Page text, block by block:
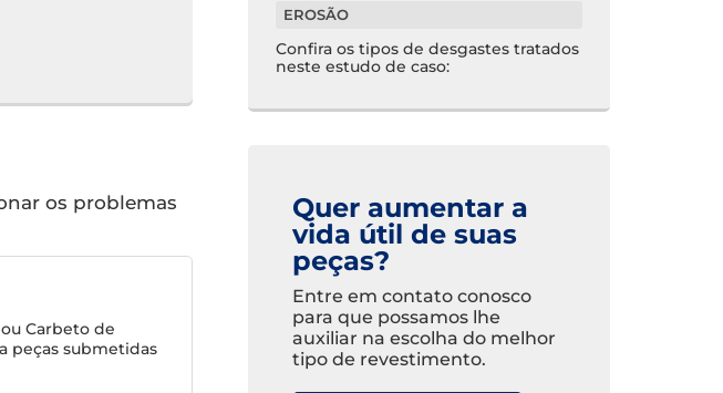
os problemas
Carbeto de
peças submetidas
EROSÃO
Confira os tipos de desgastes tratados
neste estudo de caso:
Quer aumentar a
vida útil de suas
peças?
Entre em contato conosco
para que possamos lhe
auxiliar na escolha do melhor
tipo de revestimento.